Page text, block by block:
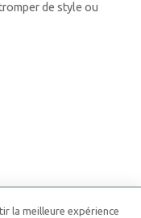
de style ou
la meilleure expérience